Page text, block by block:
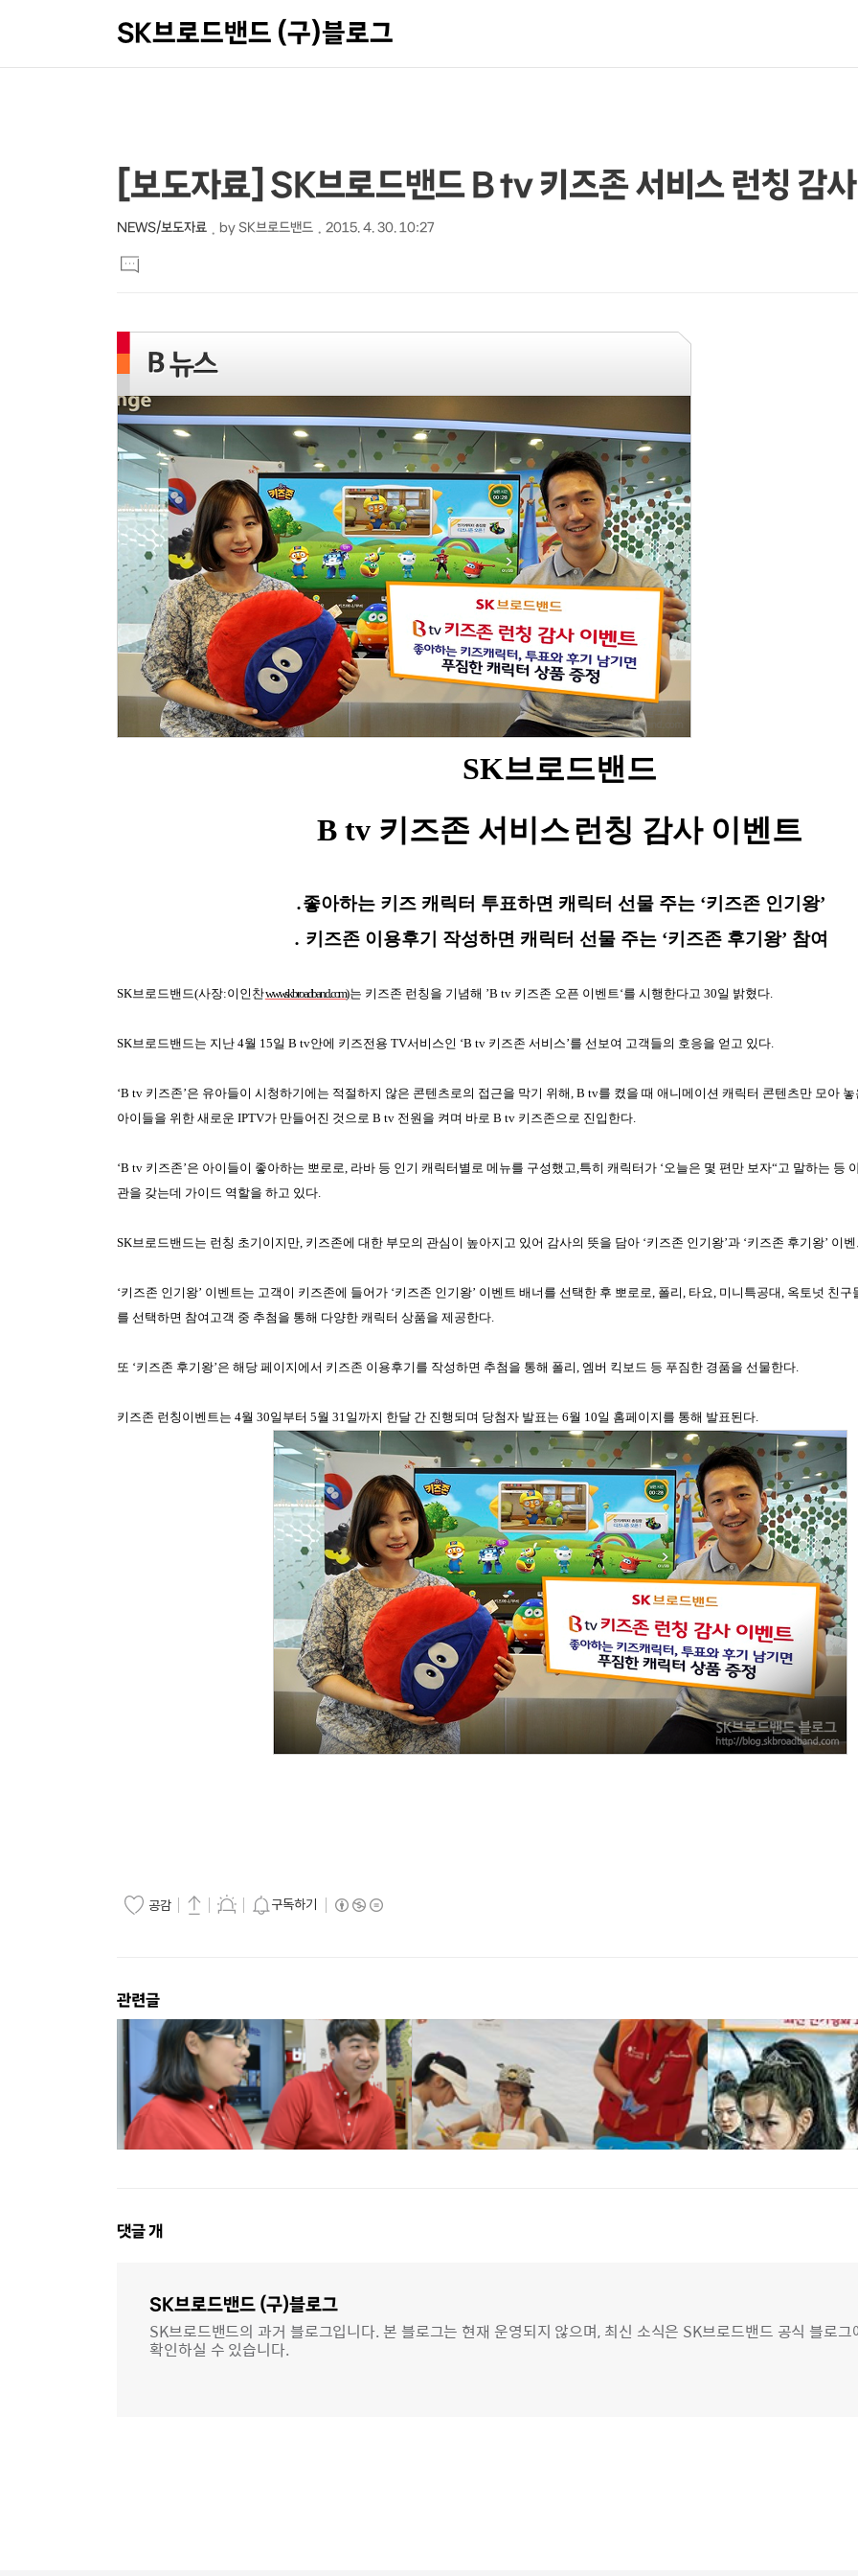
SK브로드밴드 (구)블로그
상
세
컨
텐
본
문
제
목
[보도자료] SK브로드밴드 B tv 키즈존 서비스 런칭 감
NEWS/보도자료 by SK브로드밴드 2015. 4. 30. 10:27
문
댓
글
SK브로드밴드
B tv 키즈존 서비스런칭 감사 이벤트
․좋아하는 키즈 캐릭터 투표하면 캐릭터 선물 주는 ‘키즈존 인기왕’
․ 키즈존 이용후기 작성하면 캐릭터 선물 주는 ‘키즈존 후기왕’ 참여
SK브로드밴드(사장:이인찬www.skbroadband.com)는 키즈존 런칭을 기념해 ’B tv 키즈존 오픈 이벤트‘를 시행한다고30일 밝혔다.
SK브로드밴드는 지난 4월 15일 B tv안에 키즈전용 TV서비스인 ‘B tv 키즈존 서비스’를 선보여 고객들의 호응을 얻고 있다.
‘B tv 키즈존’은 유아들이 시청하기에는 적절하지 않은 콘텐츠로의 접근을 막기 위해, B tv를 켰을 때 애니메이션 캐릭터 콘텐츠만 모아
아이들을 위한 새로운 IPTV가 만들어진 것으로 B tv 전원을 켜며 바로 B tv 키즈존으로 진입한다.
‘B tv 키즈존’은 아이들이 좋아하는 뽀로로, 라바 등 인기 캐릭터별로 메뉴를 구성했고,특히 캐릭터가 ‘오늘은 몇 편만 보자“고 말하는 등
관을 갖는데 가이드 역할을 하고 있다.
SK브로드밴드는 런칭 초기이지만, 키즈존에 대한 부모의 관심이 높아지고 있어 감사의 뜻을 담아 ‘키즈존 인기왕’과 ‘키즈존 후기왕’ 이
‘키즈존 인기왕’ 이벤트는 고객이 키즈존에 들어가 ‘키즈존 인기왕’ 이벤트 배너를 선택한 후 뽀로로, 폴리, 타요, 미니특공대, 옥토넛 친구
를 선택하면 참여고객 중 추첨을 통해 다양한 캐릭터 상품을 제공한다.
또 ‘키즈존 후기왕’은 해당 페이지에서 키즈존 이용후기를 작성하면 추첨을 통해 폴리, 엠버 킥보드 등 푸짐한 경품을 선물한다.
키즈존 런칭이벤트는 4월 30일부터 5월 31일까지 한달 간 진행되며 당첨자 발표는 6월 10일 홈페이지를 통해 발표된다.
공감 구독하기
관련글
댓
댓글개
SK브로드밴드 (구)블로그
SK브로드밴드의 과거 블로그입니다. 본 블로그는 현재 운영되지 않으며, 최신 소식은 SK브로드밴드 공식 블로그
확인하실 수 있습니다.